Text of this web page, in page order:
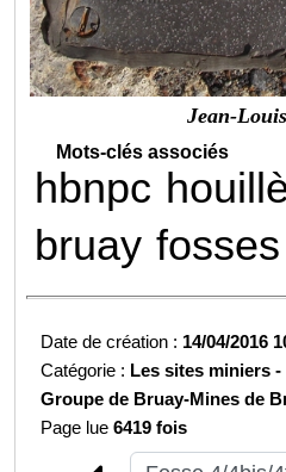
Jean-
Mots-clés associés
hbnpc
bruay fosses
Date de création : 14/04/2016
Catégorie : Les sites miniers -
Groupe de Bruay-Mines de
Page lue6419 fois